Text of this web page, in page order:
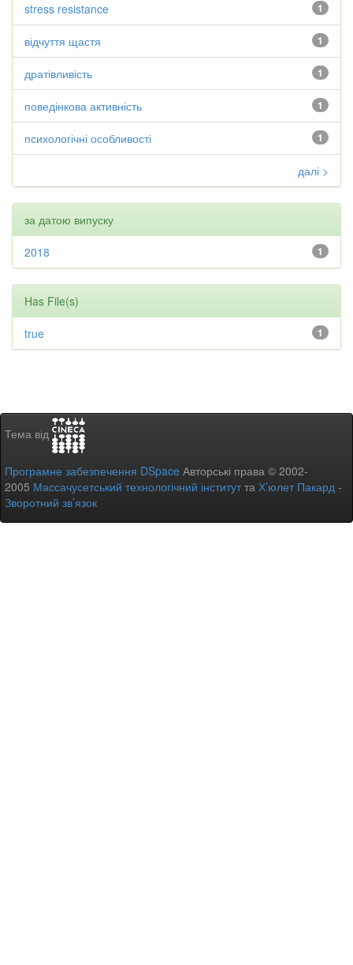
1
stress resistance
1
відчуття щастя
1
дратівливість
1
поведінкова активність
1
психологічні особливості
далі >
за датою випуску
1
2018
Has File(s)
1
true
Тема від
Програмне забезпечення DSpace Авторські права © 2002-
2005 Массачусетський технологічний інститутта Х’юлет Пакард -
Зворотний зв’язок